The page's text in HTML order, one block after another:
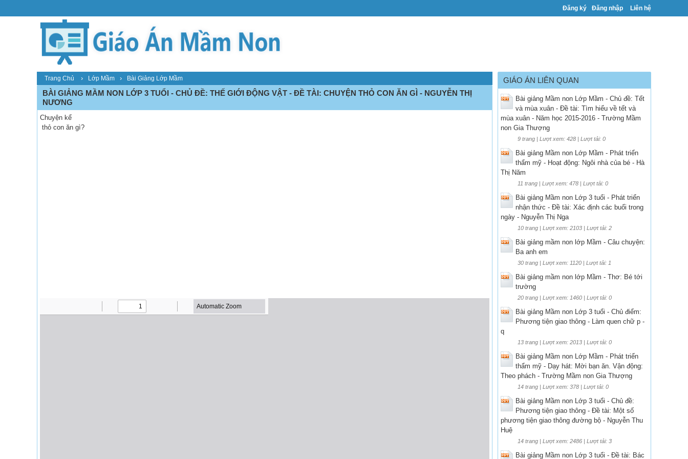
Đăng ký Đăng nhập Liên hệ
Trang Chủ › Lớp Mầm › Bài Giảng Lớp Mầm
BÀI GIẢNG MẦM NON LỚP 3 TUỔI - CHỦ ĐỀ: THẾ GIỚI ĐỘNG VẬT - ĐỀ TÀI: CHUYỆN THỎ CON ĂN GÌ - NGUYỄN THỊ
NƯƠNG
Chuyện kể
thỏ con ăn gì?
GIÁO ÁN LIÊN QUAN
Bài giảng Mầm non Lớp Mầm - Chủ đề: Tết
và mùa xuân - Đề tài: Tìm hiểu về tết và
mùa xuân - Năm học 2015-2016 - Trường Mầm
non Gia Thượng
9 trang | Lượt xem: 428 | Lượt tải: 0
Bài giảng Mầm non Lớp Mầm - Phát triển
thẩm mỹ - Hoạt động: Ngôi nhà của bé - Hà
Thị Năm
11 trang | Lượt xem: 478 | Lượt tải: 0
Bài giảng Mầm non Lớp 3 tuổi - Phát triển
nhận thức - Đề tài: Xác định các buổi trong
ngày - Nguyễn Thị Nga
10 trang | Lượt xem: 2103 | Lượt tải: 2
Bài giảng mầm non lớp Mầm - Câu chuyện:
Ba anh em
30 trang | Lượt xem: 1120 | Lượt tải: 1
Bài giảng mầm non lớp Mầm - Thơ: Bé tới
trường
20 trang | Lượt xem: 1460 | Lượt tải: 0
Bài giảng Mầm non Lớp 3 tuổi - Chủ điểm:
Phương tiện giao thông - Làm quen chữ p -
q
13 trang | Lượt xem: 2013 | Lượt tải: 0
Bài giảng Mầm non Lớp Mầm - Phát triển
thẩm mỹ - Dạy hát: Mời bạn ăn. Vận động:
Theo phách - Trường Mầm non Gia Thượng
14 trang | Lượt xem: 378 | Lượt tải: 0
Bài giảng Mầm non Lớp 3 tuổi - Chủ đề:
Phương tiện giao thông - Đề tài: Một số
phương tiện giao thông đường bộ - Nguyễn Thu
Huệ
14 trang | Lượt xem: 2486 | Lượt tải: 3
Bài giảng Mầm non Lớp 3 tuổi - Đề tài: Bác